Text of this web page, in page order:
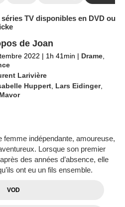
TV disponibles en DVD ou
de Joan
2022 | 1h 41min | Drame
Larivière
Huppert Lars Eidinger,
femme indépendante, amoureuse,
Lorsque son premier
des années d’absence, elle
ont eu un fils ensemble.
VOD